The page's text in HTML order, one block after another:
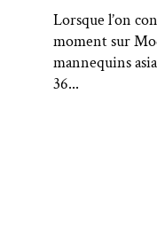
Lorsque l’on
moment sur
mannequins
36